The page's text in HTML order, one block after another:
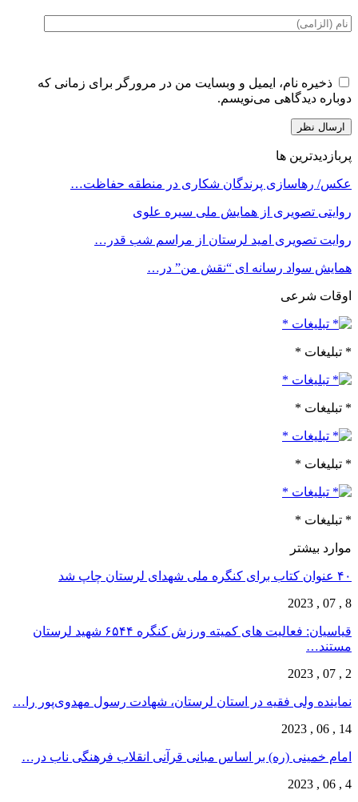
ذخیره نام، ایمیل و وبسایت من در مرورگر برای زمانی که
دوباره دیدگاهی می‌نویسم.
پربازدیدترین ها
عکس/ رهاسازی پرندگان شکاری در منطقه حفاظت…
روایتی تصویری از همایش ملی سیره علوی
روایت تصویری امید لرستان از مراسم شب قدر…
همایش سواد رسانه ای “نقش من” در…
اوقات شرعی
* تبلیغات *
* تبلیغات *
* تبلیغات *
* تبلیغات *
موارد بیشتر
۴۰ عنوان کتاب برای کنگره ملی شهدای لرستان چاپ شد
8 , 07 , 2023
قیاسیان: فعالیت های کمیته ورزش کنگره ۶۵۴۴ شهید لرستان
مستند…
2 , 07 , 2023
نماینده ولی فقیه در استان لرستان، شهادت رسول مهدوی‌پور را…
14 , 06 , 2023
امام خمینی (ره) بر اساس مبانی قرآنی انقلاب فرهنگی ناب در…
4 , 06 , 2023